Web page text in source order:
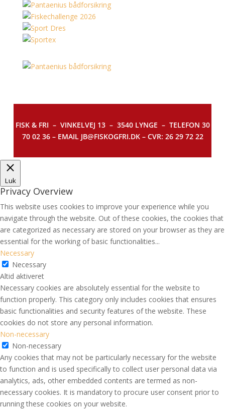
FISK & FRI – VINKELVEJ 13 – 3540 LYNGE – TELEFON 30
70 02 36 – EMAIL JB@FISKOGFRI.DK – CVR: 26 29 72 22
Luk
Privacy Overview
This website uses cookies to improve your experience while you
navigate through the website. Out of these cookies, the cookies that
are categorized as necessary are stored on your browser as they are
essential for the working of basic functionalities...
Necessary
Necessary
Altid aktiveret
Necessary cookies are absolutely essential for the website to
function properly. This category only includes cookies that ensures
basic functionalities and security features of the website. These
cookies do not store any personal information.
Non-necessary
Non-necessary
Any cookies that may not be particularly necessary for the website
to function and is used specifically to collect user personal data via
analytics, ads, other embedded contents are termed as non-
necessary cookies. It is mandatory to procure user consent prior to
running these cookies on your website.